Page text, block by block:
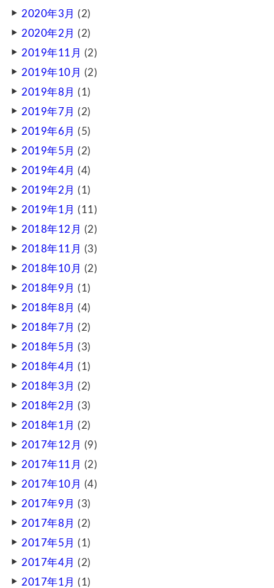
2020年3月 (2)
2020年2月 (2)
2019年11月 (2)
2019年10月 (2)
2019年8月 (1)
2019年7月 (2)
2019年6月 (5)
2019年5月 (2)
2019年4月 (4)
2019年2月 (1)
2019年1月 (11)
2018年12月 (2)
2018年11月 (3)
2018年10月 (2)
2018年9月 (1)
2018年8月 (4)
2018年7月 (2)
2018年5月 (3)
2018年4月 (1)
2018年3月 (2)
2018年2月 (3)
2018年1月 (2)
2017年12月 (9)
2017年11月 (2)
2017年10月 (4)
2017年9月 (3)
2017年8月 (2)
2017年5月 (1)
2017年4月 (2)
2017年1月 (1)